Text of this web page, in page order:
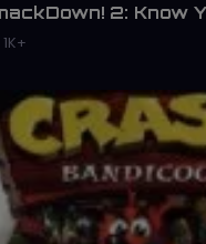
2: Know
1K+